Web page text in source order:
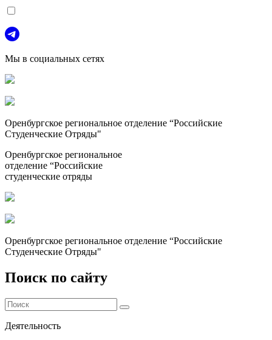
Мы в социальных сетях
Оренбургское региональное отделение “Российские
Студенческие Отряды"
Оренбургское региональное
отделение “Российские
студенческие отряды
Оренбургское региональное отделение “Российские
Студенческие Отряды"
Поиск по сайту
Деятельность